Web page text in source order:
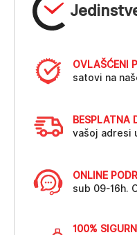
OVLAŠĆENI
satovi na
BESPLATNA
vašoj adresi
ONLINE
sub 09-16h.
100%